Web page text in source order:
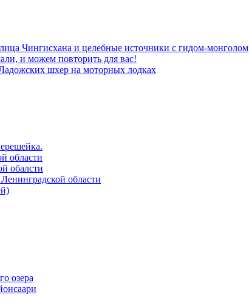
Чингисхана и целебные источники с гидом-монголом
и можем повторить для вас!
шхер на моторных лодках
области
обалсти
области
озера